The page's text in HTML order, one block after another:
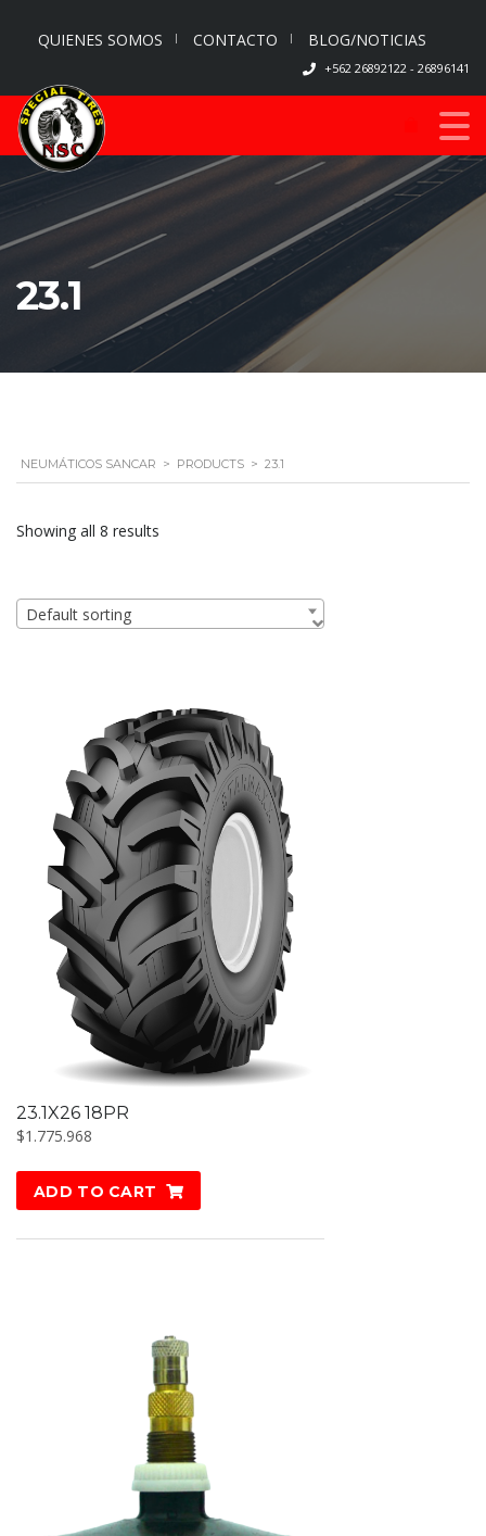
QUIENES SOMOS CONTACTO BLOG/NOTICIAS
+562 26892122 - 26896141
23.1
NEUMÁTICOS SANCAR > PRODUCTS > 23.1
Showing all 8 results
Default sorting
23.1X26 18PR
$1.775.968
ADD TO CART